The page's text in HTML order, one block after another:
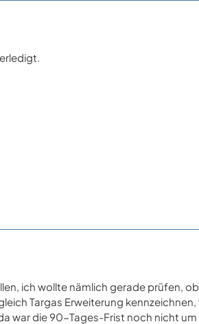
ich wollte nämlich gerade prüfen,
Targas Erweiterung
war die 90-Tages-Frist noch nicht um